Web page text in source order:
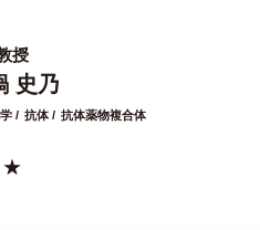
授
史乃
抗体 抗体薬物複合体